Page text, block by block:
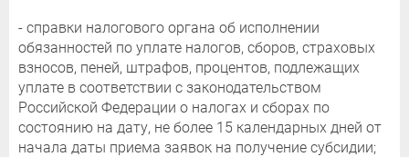
- справки налогового органа об исполнении
обязанностей по уплате налогов, сборов, страховых
взносов, пеней, штрафов, процентов, подлежащих
уплате в соответствии с законодательством
Российской Федерации о налогах и сборах по
состоянию на дату, не более 15 календарных дней от
начала даты приема заявок на получение субсидии;